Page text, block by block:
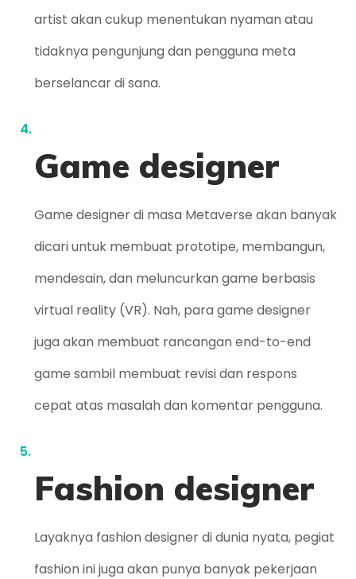
artist akan cukup menentukan nyaman atau
tidaknya pengunjung dan pengguna meta
berselancar di sana.
Game designer
Game designer di masa Metaverse akan banyak
dicari untuk membuat prototipe, membangun,
mendesain, dan meluncurkan game berbasis
virtual reality (VR). Nah, para game designer
juga akan membuat rancangan end-to-end
game sambil membuat revisi dan respons
cepat atas masalah dan komentar pengguna.
Fashion designer
Layaknya fashion designer di dunia nyata, pegiat
fashion ini juga akan punya banyak pekerjaan